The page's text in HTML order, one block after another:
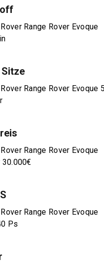
Range Rover Evoque
Range Rover Evoque 5
Range Rover Evoque
30.000€
Range Rover Evoque
Ps